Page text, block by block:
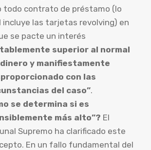
todo contrato de préstamo (lo
incluye las tarjetas revolving) en
se pacte un interés
superior al normal
y manifiestamente
con las
del caso”.
se determina si es
más alto”? El
Supremo ha clarificado este
En un fallo fundamental del